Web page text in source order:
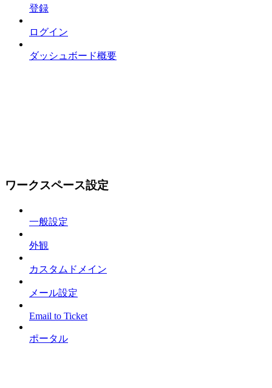
登録
ログイン
ダッシュボード概要
ワークスペース設定
一般設定
外観
カスタムドメイン
メール設定
Email to Ticket
ポータル